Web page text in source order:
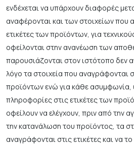
ενδέχεται να υπάρχουν διαφορές
αναφέρονται και των στοιχείων που
ετικέτες των προϊόντων, για
οφείλονται στην ανανέωση των
παρουσιάζονται στον ιστότοπο δεν
λόγο τα στοιχεία που αναγράφονται
προϊόντων ενώ για κάθε ασυμφωνία,
πληροφορίες στις ετικέτες των
οφείλουν να ελέγχουν, πριν από την
την κατανάλωση του προϊόντος, τα
αναγράφονται στις ετικέτες και να